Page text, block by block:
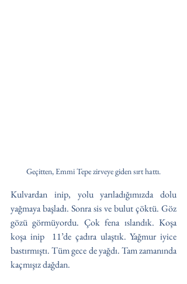
Geçitten, Emmi Tepe zirveye giden sırt hattı.
Kulvardan inip, yolu yarıladığımızda dolu
yağmaya başladı. Sonra sis ve bulut çöktü. Göz
gözü görmüyordu. Çok fena ıslandık. Koşa
koşa inip  11’de çadıra ulaştık. Yağmur iyice
bastırmıştı. Tüm gece de yağdı. Tam zamanında
kaçmışız dağdan.